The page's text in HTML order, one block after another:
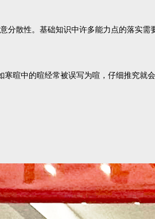
散性。基础知识中许多能力点的落实需
中的暄经常被误写为喧，仔细推究就会